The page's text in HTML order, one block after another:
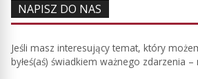
NAPISZ DO NAS
Jeśli masz interesujący temat, który
byłeś(aś) świadkiem ważnego zdarzenia